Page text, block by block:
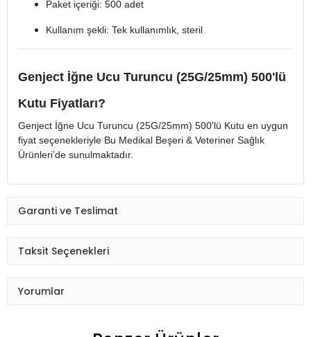
Paket içeriği: 500 adet
Kullanım şekli: Tek kullanımlık, steril
Genject İğne Ucu Turuncu (25G/25mm) 500'lü
Kutu Fiyatları?
Genject İğne Ucu Turuncu (25G/25mm) 500'lü Kutu en uygun
fiyat seçenekleriyle Bu Medikal Beşeri & Veteriner Sağlık
Ürünleri’de sunulmaktadır.
Garanti ve Teslimat
Taksit Seçenekleri
Yorumlar